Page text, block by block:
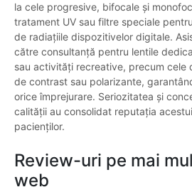
la cele progresive, bifocale și
tratament UV sau filtre speciale
de radiațiile dispozitivelor digitale.
către consultanță pentru lentile
sau activități recreative, precum cele
de contrast sau polarizante,
orice împrejurare. Seriozitatea și
calității au consolidat reputația
pacienților.
Review-uri pe mai
web